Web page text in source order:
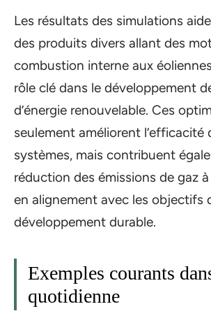
Les résultats des simulations
des produits divers allant des
combustion interne aux
rôle clé dans le développement
d’énergie renouvelable. Ces
seulement améliorent l’efficacité
systèmes, mais contribuent
réduction des émissions de gaz
en alignement avec les objectifs
développement durable.
Exemples courants
quotidienne